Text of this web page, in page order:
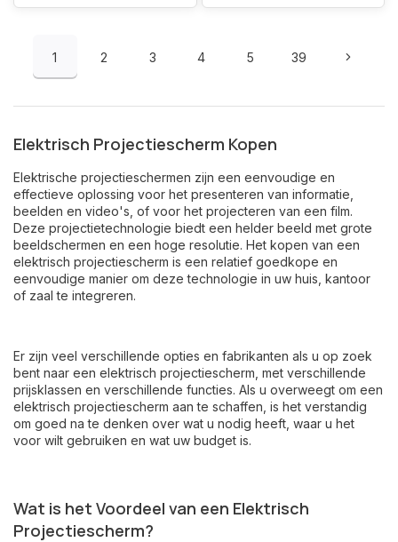
1 2 3 4 5 39
Elektrisch Projectiescherm Kopen
Elektrische projectieschermen zijn een eenvoudige en
effectieve oplossing voor het presenteren van informatie,
beelden en video's, of voor het projecteren van een film.
Deze projectietechnologie biedt een helder beeld met grote
beeldschermen en een hoge resolutie. Het kopen van een
elektrisch projectiescherm is een relatief goedkope en
eenvoudige manier om deze technologie in uw huis, kantoor
of zaal te integreren.
Er zijn veel verschillende opties en fabrikanten als u op zoek
bent naar een elektrisch projectiescherm, met verschillende
prijsklassen en verschillende functies. Als u overweegt om een
elektrisch projectiescherm aan te schaffen, is het verstandig
om goed na te denken over wat u nodig heeft, waar u het
voor wilt gebruiken en wat uw budget is.
Wat is het Voordeel van een Elektrisch
Projectiescherm?